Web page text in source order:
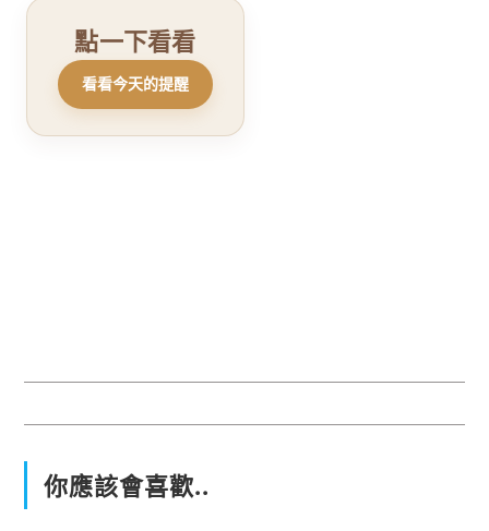
點一下看看
看看今天的提醒
再看一張
你應該會喜歡..